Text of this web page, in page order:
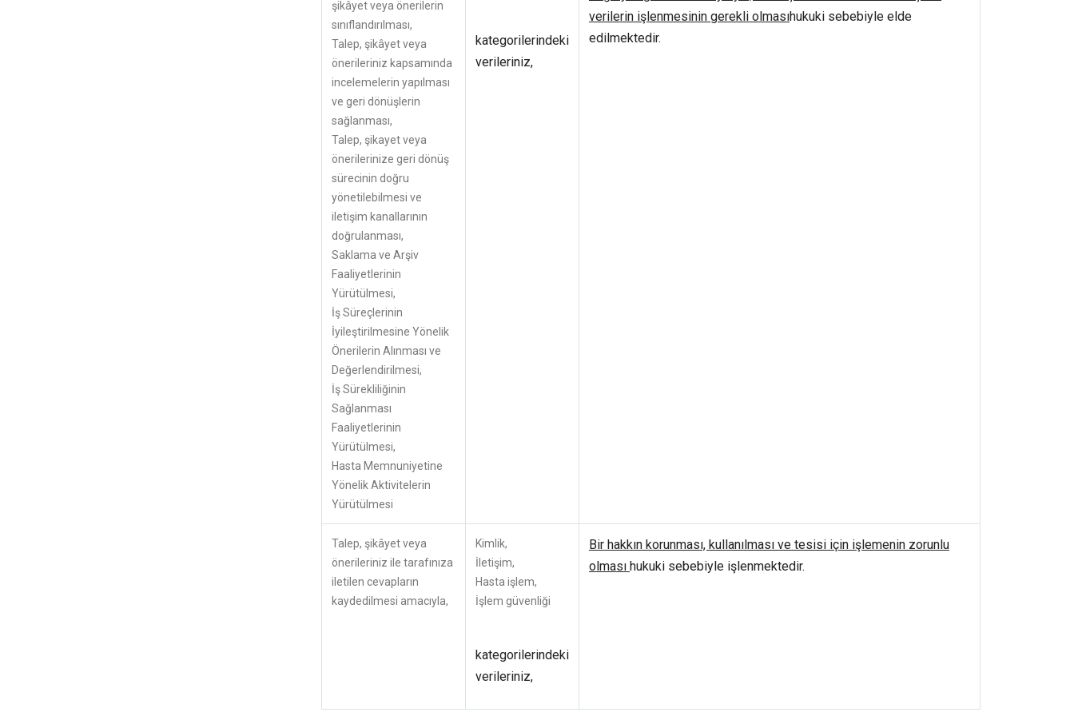
şikâyet veya önerilerin
sınıflandırılması,
Talep, şikâyet veya
önerileriniz kapsamında
incelemelerin yapılması
ve geri dönüşlerin
sağlanması,
Talep, şikayet veya
önerilerinize geri dönüş
sürecinin doğru
yönetilebilmesi ve
iletişim kanallarının
doğrulanması,
Saklama ve Arşiv
Faaliyetlerinin
Yürütülmesi,
İş Süreçlerinin
İyileştirilmesine Yönelik
Önerilerin Alınması ve
Değerlendirilmesi,
İş Sürekliliğinin
Sağlanması
Faaliyetlerinin
Yürütülmesi,
Hasta Memnuniyetine
Yönelik Aktivitelerin
Yürütülmesi
kategorilerindeki
verileriniz,
verilerin işlenmesinin gerekli olmasıhukuki sebebiyle elde
edilmektedir.
Talep, şikâyet veya
önerileriniz ile tarafınıza
iletilen cevapların
kaydedilmesi amacıyla,
Kimlik,
İletişim,
Hasta işlem,
İşlem güvenliği
kategorilerindeki
verileriniz,
Bir hakkın korunması, kullanılması ve tesisi için işlemenin zorunlu
olması hukuki sebebiyle işlenmektedir.